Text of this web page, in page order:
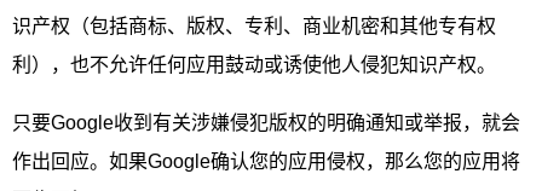
识产权（包括商标、版权、专利、商业机密和其他专有权
利），也不允许任何应用鼓动或诱使他人侵犯知识产权。
只要Google收到有关涉嫌侵犯版权的明确通知或举报，就会
作出回应。如果Google确认您的应用侵权，那么您的应用将